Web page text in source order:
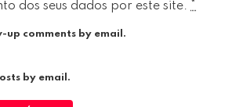
dos seus dados por este site.
comments by email.
by email.